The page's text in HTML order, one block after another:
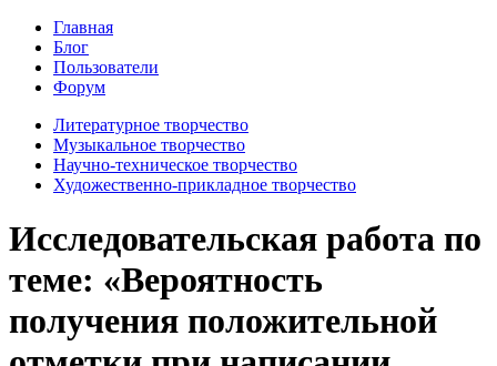
Главная
Блог
Пользователи
Форум
Литературное творчество
Музыкальное творчество
Научно-техническое творчество
Художественно-прикладное творчество
Исследовательская работа по
теме: «Вероятность
получения положительной